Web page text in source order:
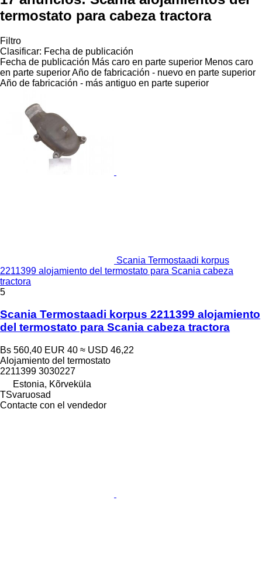
termostato para cabeza tractora
Filtro
Clasificar: Fecha de publicación
Fecha de publicación Más caro en parte superior Menos caro
en parte superiorAño de fabricación - nuevo en parte superior
Año de fabricación - más antiguo en parte superior
Scania Termostaadi korpus
2211399 alojamiento del termostato para Scania cabeza
tractora
5
Scania Termostaadi korpus 2211399 alojamiento
del termostato para Scania cabeza tractora
Bs 560,40 EUR 40 ≈ USD 46,22
Alojamiento del termostato
2211399 3030227
Estonia, Kõrveküla
TSvaruosad
Contacte con el vendedor